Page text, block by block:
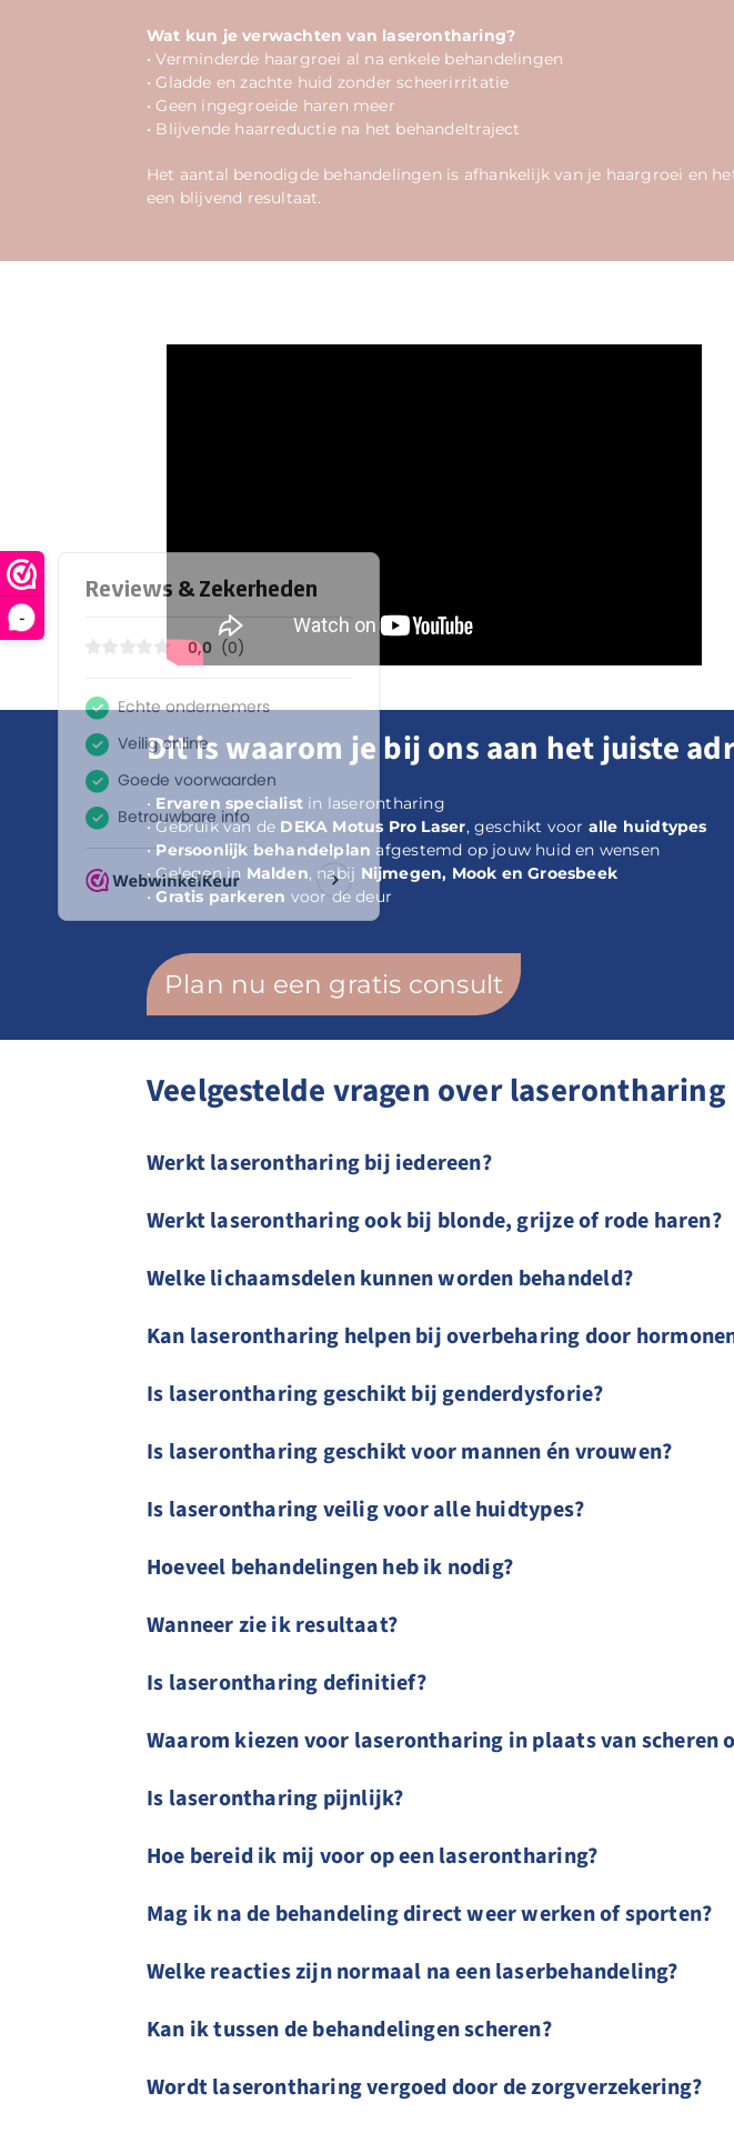
-
Wat kun je verwachten van laserontharing?
• Verminderde haargroei al na enkele behandelingen
• Gladde en zachte huid zonder scheerirritatie
• Geen ingegroeide haren meer
• Blijvende haarreductie na het behandeltraject
Het aantal benodigde behandelingen is afhankelijk van je haargroei en
een blijvend resultaat.
Dit is waarom je bij ons aan het juiste
• Ervaren specialist in laserontharing
• Gebruik van de DEKA Motus Pro Laser, geschikt voor alle huidtypes
• Persoonlijk behandelplan afgestemd op jouw huid en wensen
• Gelegen in Malden, nabij Nijmegen, Mook en Groesbeek
•Gratis parkeren voor de deur
Plan nu een gratis consult
Veelgestelde vragen over laserontharing
Werkt laserontharing bij iedereen?
Werkt laserontharing ook bij blonde, grijze of rode haren?
Welke lichaamsdelen kunnen worden behandeld?
Kan laserontharing helpen bij overbeharing door
Is laserontharing geschikt bij genderdysforie?
Is laserontharing geschikt voor mannen én vrouwen?
Is laserontharing veilig voor alle huidtypes?
Hoeveel behandelingen heb ik nodig?
Wanneer zie ik resultaat?
Is laserontharing definitief?
Waarom kiezen voor laserontharing in plaats van scheren
Is laserontharing pijnlijk?
Hoe bereid ik mij voor op een laserontharing?
Mag ik na de behandeling direct weer werken of sporten?
Welke reacties zijn normaal na een laserbehandeling?
Kan ik tussen de behandelingen scheren?
Wordt laserontharing vergoed door de zorgverzekering?